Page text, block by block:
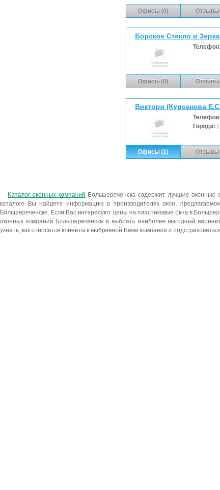
Офисы (0) Отзывы
Борское Стекло и
Офисы (0) Отзывы
Виктори (Курсанова
Города:
Офисы (1) Отзывы
Каталог оконных компаний Большереченска содержит лучшие
каталоге Вы найдете информацию о производителях окон,
Большереченске. Если Вас интересуют цены на пластиковые окна в
оконных компаний Большереченска и выбрать наиболее выгодный
узнать, как относятся клиенты к выбранной Вами компании и